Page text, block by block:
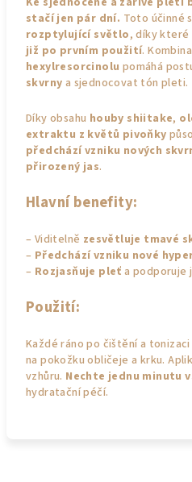
stačí jen pár dní. Toto účinné
rozptylující světlo, díky
již po prvním použití.
hexylresorcinolu pomáhá
skvrny a sjednocovat tón pleti.
Díky obsahu houby shiitake,
extraktu z květů pivoňky
předchází vzniku nových
přirozený jas.
Hlavní benefity:
– Viditelně zesvětluje tmavé
– Předchází vzniku nové
– Rozjasňuje pleť a podporuje
Použití:
Každé ráno po čištění a
na pokožku obličeje a krku.
vzhůru. Nechte jednu minutu
hydratační péčí.